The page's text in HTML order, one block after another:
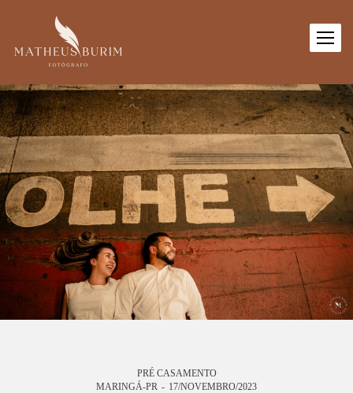
PRÉ CASAMENTO
MARINGÁ-PR
17/NOVEMBRO/2023